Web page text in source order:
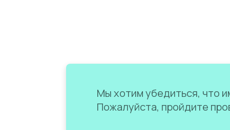
Мы хотим убедиться, что
Пожалуйста, пройдите